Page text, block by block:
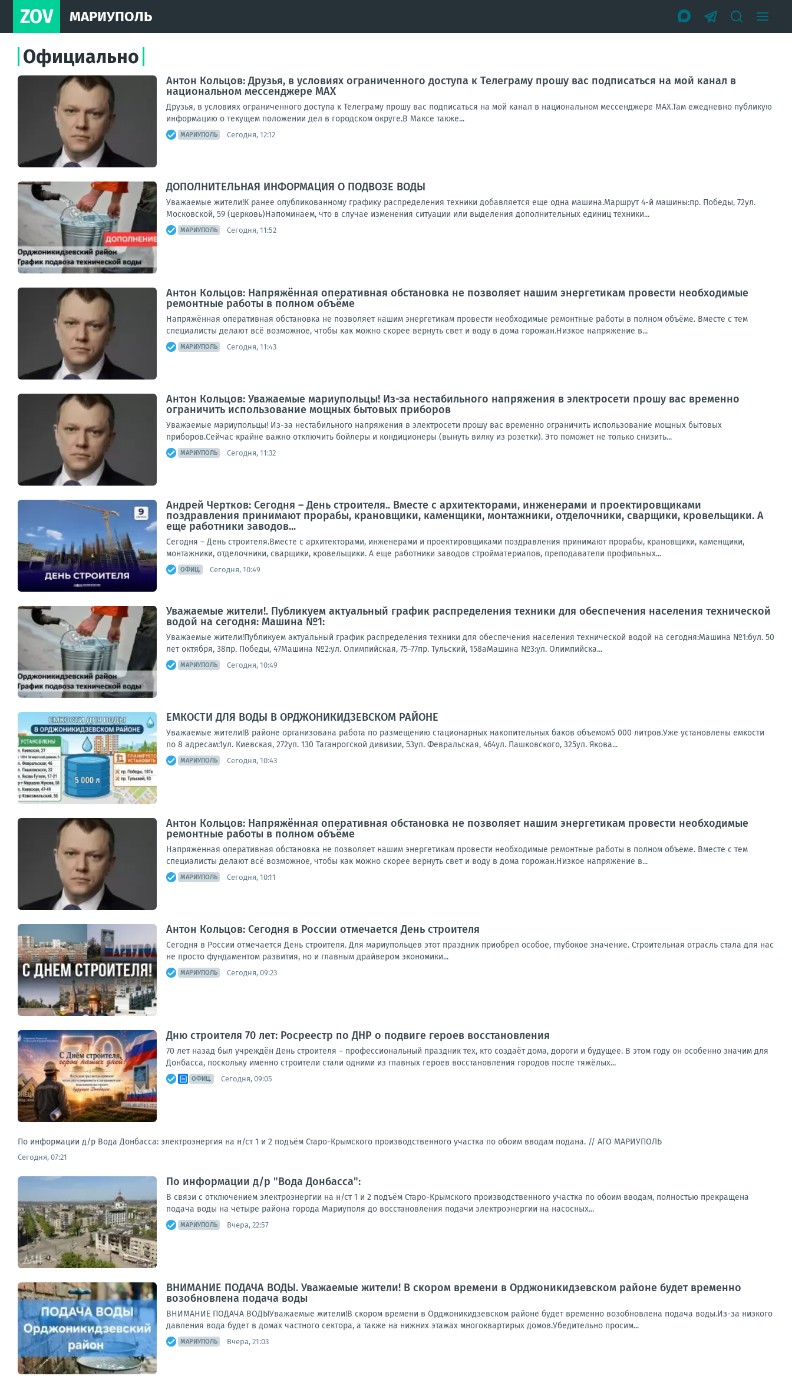
ZOV МАРИУПОЛЬ
Официально
Антон Кольцов: Друзья, в условиях ограниченного доступа к Телеграму прошу вас подписаться на мой канал в
национальном мессенджере МАХ
Друзья, в условиях ограниченного доступа к Телеграму прошу вас подписаться на мой канал в национальном мессенджере МАХ.Там ежедневно публикую
информацию о текущем положении дел в городском округе.В Максе также...
МАРИУПОЛЬ Сегодня, 12:12
ДОПОЛНИТЕЛЬНАЯ ИНФОРМАЦИЯ О ПОДВОЗЕ ВОДЫ
Уважаемые жители!К ранее опубликованному графику распределения техники добавляется еще одна машина.Маршрут 4-й машины:пр. Победы, 72ул.
Московской, 59 (церковь)Напоминаем, что в случае изменения ситуации или выделения дополнительных единиц техники...
МАРИУПОЛЬ Сегодня, 11:52
Антон Кольцов: Напряжённая оперативная обстановка не позволяет нашим энергетикам провести необходимые
ремонтные работы в полном объёме
Напряжённая оперативная обстановка не позволяет нашим энергетикам провести необходимые ремонтные работы в полном объёме. Вместе с тем
специалисты делают всё возможное, чтобы как можно скорее вернуть свет и воду в дома горожан.Низкое напряжение в...
МАРИУПОЛЬ Сегодня, 11:43
Антон Кольцов: Уважаемые мариупольцы! Из-за нестабильного напряжения в электросети прошу вас временно
ограничить использование мощных бытовых приборов
Уважаемые мариупольцы! Из-за нестабильного напряжения в электросети прошу вас временно ограничить использование мощных бытовых
приборов.Сейчас крайне важно отключить бойлеры и кондиционеры (вынуть вилку из розетки). Это поможет не только снизить...
МАРИУПОЛЬ Сегодня, 11:32
Андрей Чертков: Сегодня – День строителя.. Вместе с архитекторами, инженерами и проектировщиками
поздравления принимают прорабы, крановщики, каменщики, монтажники, отделочники, сварщики, кровельщики. А
еще работники заводов...
Сегодня – День строителя.Вместе с архитекторами, инженерами и проектировщиками поздравления принимают прорабы, крановщики, каменщики,
монтажники, отделочники, сварщики, кровельщики. А еще работники заводов стройматериалов, преподаватели профильных...
ОФИЦ. Сегодня, 10:49
Уважаемые жители!. Публикуем актуальный график распределения техники для обеспечения населения технической
водой на сегодня: Машина №1:
Уважаемые жители!Публикуем актуальный график распределения техники для обеспечения населения технической водой на сегодня:Машина №1:бул. 50
лет октября, 38пр. Победы, 47Машина №2:ул. Олимпийская, 75-77пр. Тульский, 158аМашина №3:ул. Олимпийска...
МАРИУПОЛЬ Сегодня, 10:49
ЕМКОСТИ ДЛЯ ВОДЫ В ОРДЖОНИКИДЗЕВСКОМ РАЙОНЕ
Уважаемые жители!В районе организована работа по размещению стационарных накопительных баков объемом5 000 литров.Уже установлены емкости
по 8 адресам:1ул. Киевская, 272ул. 130 Таганрогской дивизии, 53ул. Февральская, 464ул. Пашковского, 325ул. Якова...
МАРИУПОЛЬ Сегодня, 10:43
Антон Кольцов: Напряжённая оперативная обстановка не позволяет нашим энергетикам провести необходимые
ремонтные работы в полном объёме
Напряжённая оперативная обстановка не позволяет нашим энергетикам провести необходимые ремонтные работы в полном объёме. Вместе с тем
специалисты делают всё возможное, чтобы как можно скорее вернуть свет и воду в дома горожан.Низкое напряжение в...
МАРИУПОЛЬ Сегодня, 10:11
Антон Кольцов: Сегодня в России отмечается День строителя
Сегодня в России отмечается День строителя. Для мариупольцев этот праздник приобрел особое, глубокое значение. Строительная отрасль стала для нас
не просто фундаментом развития, но и главным драйвером экономики...
МАРИУПОЛЬ Сегодня, 09:23
Дню строителя 70 лет: Росреестр по ДНР о подвиге героев восстановления
70 лет назад был учреждён День строителя – профессиональный праздник тех, кто создаёт дома, дороги и будущее. В этом году он особенно значим для
Донбасса, поскольку именно строители стали одними из главных героев восстановления городов после тяжёлых...
ОФИЦ. Сегодня, 09:05
По информации д/р Вода Донбасса: электроэнергия на н/ст 1 и 2 подъём Старо-Крымского производственного участка по обоим вводам подана. // АГО МАРИУПОЛЬ
Сегодня, 07:21
По информации д/р "Вода Донбасса":
В связи с отключением электроэнергии на н/ст 1 и 2 подъём Старо-Крымского производственного участка по обоим вводам, полностью прекращена
подача воды на четыре района города Мариуполя до восстановления подачи электроэнергии на насосных...
МАРИУПОЛЬ Вчера, 22:57
ВНИМАНИЕ ПОДАЧА ВОДЫ. Уважаемые жители! В скором времени в Орджоникидзевском районе будет временно
возобновлена подача воды
ВНИМАНИЕ ПОДАЧА ВОДЫУважаемые жители!В скором времени в Орджоникидзевском районе будет временно возобновлена подача воды.Из-за низкого
давления вода будет в домах частного сектора, а также на нижних этажах многоквартирых домов.Убедительно просим...
МАРИУПОЛЬ Вчера, 21:03